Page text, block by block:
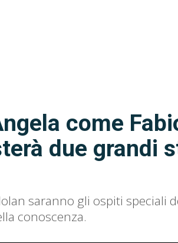
come
due grandi
saranno gli ospiti speciali
conoscenza.